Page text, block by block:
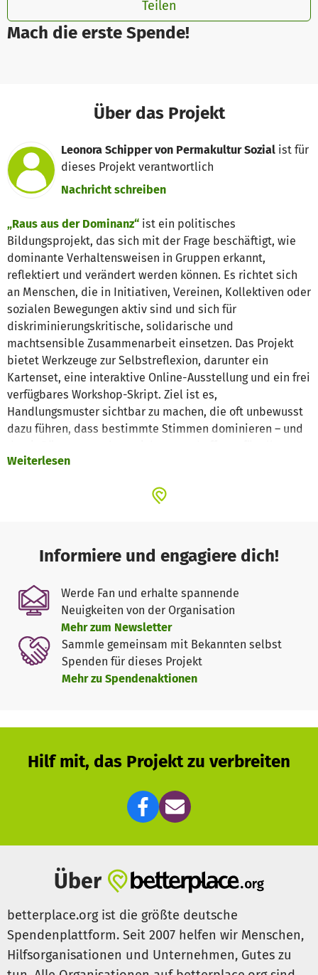
Mach die erste Spende!
Teilen
Über das Projekt
Leonora Schipper von Permakultur Sozial ist für
dieses Projekt verantwortlich
Nachricht schreiben
„Raus aus der Dominanz“ ist ein politisches
Bildungsprojekt, das sich mit der Frage beschäftigt, wie
dominante Verhaltensweisen in Gruppen erkannt,
reflektiert und verändert werden können. Es richtet sich
an Menschen, die in Initiativen, Vereinen, Kollektiven oder
sozialen Bewegungen aktiv sind und sich für
diskriminierungskritische, solidarische und
machtsensible Zusammenarbeit einsetzen. Das Projekt
bietet Werkzeuge zur Selbstreflexion, darunter ein
Kartenset, eine interaktive Online-Ausstellung und ein frei
verfügbares Workshop-Skript. Ziel ist es,
Handlungsmuster sichtbar zu machen, die oft unbewusst
dazu führen, dass bestimmte Stimmen dominieren – und
gestalten.
Weiterlesen
Informiere und engagiere dich!
Werde Fan und erhalte spannende
Neuigkeiten von der Organisation
Mehr zum Newsletter
Sammle gemeinsam mit Bekannten selbst
Spenden für dieses Projekt
Mehr zu Spendenaktionen
Hilf mit, das Projekt zu verbreiten
Über
betterplace.org ist die größte deutsche
Spendenplattform. Seit 2007 helfen wir Menschen,
Hilfsorganisationen und Unternehmen, Gutes zu